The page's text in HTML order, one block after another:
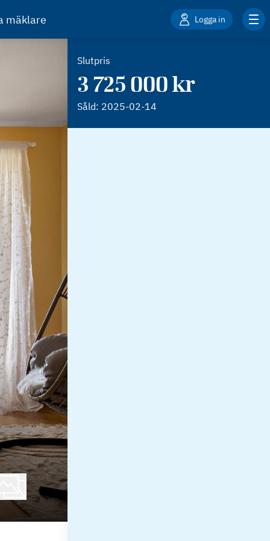
mäklare Logga in
Slutpris
3 725 000 kr
Såld: 2025-02-14